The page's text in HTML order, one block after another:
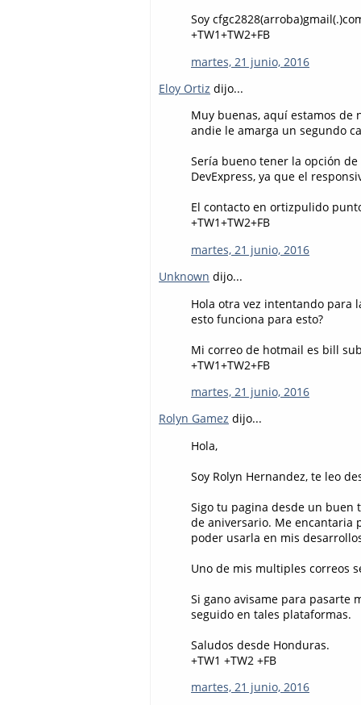
Soy
+TW1+TW2+FB
martes, 21 junio, 2016
Eloy Ortiz dijo...
Muy buenas, aquí estamos de
andie le amarga un segundo
Sería bueno tener la opción
DevExpress, ya que el
El contacto en ortizpulido
+TW1+TW2+FB
martes, 21 junio, 2016
Unknown dijo...
Hola otra vez intentando para
esto funciona para esto?
Mi correo de hotmail es bill
+TW1+TW2+FB
martes, 21 junio, 2016
Rolyn Gamez dijo...
Hola,
Soy Rolyn Hernandez, te leo
Sigo tu pagina desde un buen
de aniversario. Me encantaria
poder usarla en mis
Uno de mis multiples correos
Si gano avisame para pasarte
seguido en tales plataformas.
Saludos desde Honduras.
+TW1 +TW2 +FB
martes, 21 junio, 2016